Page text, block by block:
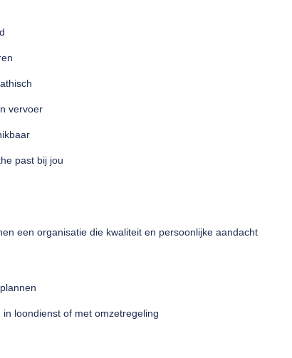
vervoer
past bij jou
een organisatie die kwaliteit en persoonlijke aandacht
loondienst of met omzetregeling